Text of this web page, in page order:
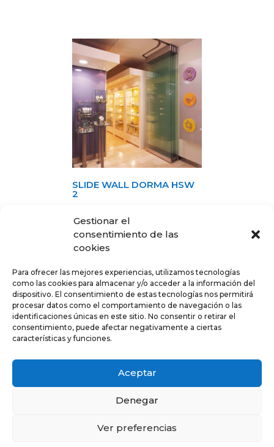
Gestionar el
consentimiento de las
cookies
Para ofrecer las mejores experiencias, utilizamos tecnologías
como las cookies para almacenar y/o acceder a la información del
dispositivo. El consentimiento de estas tecnologías nos permitirá
procesar datos como el comportamiento de navegación o las
identificaciones únicas en este sitio. No consentir o retirar el
consentimiento, puede afectar negativamente a ciertas
características y funciones.
Aceptar
Denegar
Ver preferencias
SLIDE WALL DORMA HSW
2
SLIDE WALL A VARIFLEX